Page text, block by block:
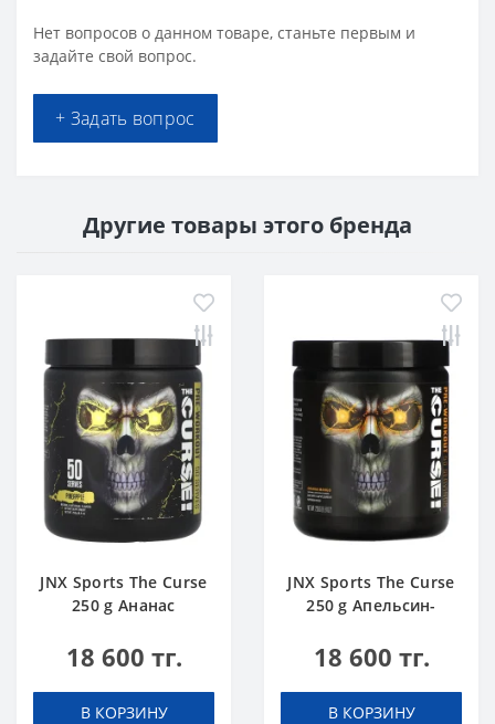
Нет вопросов о данном товаре, станьте первым и
задайте свой вопрос.
+ Задать вопрос
Другие товары этого бренда
JNX Sports The Curse
250 g Ананас
18 600 тг.
В КОРЗИНУ
JNX Sports The Curse
250 g Апельсин-
18 600 тг.
В КОРЗИНУ